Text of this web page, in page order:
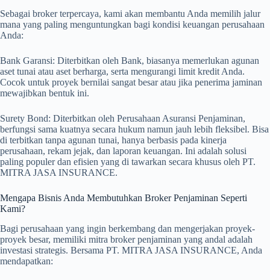
Sebagai broker terpercaya, kami akan membantu Anda memilih jalur
mana yang paling menguntungkan bagi kondisi keuangan perusahaan
Anda:
Bank Garansi: Diterbitkan oleh Bank, biasanya memerlukan agunan
aset tunai atau aset berharga, serta mengurangi limit kredit Anda.
Cocok untuk proyek bernilai sangat besar atau jika penerima jaminan
mewajibkan bentuk ini.
Surety Bond: Diterbitkan oleh Perusahaan Asuransi Penjaminan,
berfungsi sama kuatnya secara hukum namun jauh lebih fleksibel. Bisa
di terbitkan tanpa agunan tunai, hanya berbasis pada kinerja
perusahaan, rekam jejak, dan laporan keuangan. Ini adalah solusi
paling populer dan efisien yang di tawarkan secara khusus oleh PT.
MITRA JASA INSURANCE.
Mengapa Bisnis Anda Membutuhkan Broker Penjaminan Seperti
Kami?
Bagi perusahaan yang ingin berkembang dan mengerjakan proyek-
proyek besar, memiliki mitra broker penjaminan yang andal adalah
investasi strategis. Bersama PT. MITRA JASA INSURANCE, Anda
mendapatkan: